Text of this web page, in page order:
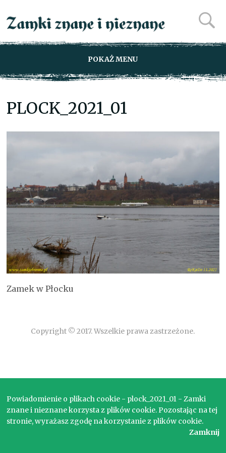
POKAŻ MENU
PLOCK_2021_01
Zamek w Płocku
Copyright © 2017. Wszelkie prawa zastrzeżone.
Powiadomienie o plikach cookie - plock_2021_01 - Zamki
znane i nieznane korzysta z plików cookie. Pozostając na tej
stronie, wyrażasz zgodę na korzystanie z plików cookie.
Zamknij